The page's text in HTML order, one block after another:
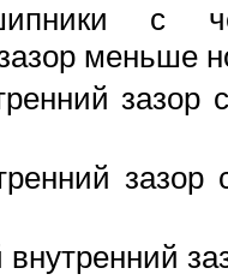
с
меньше
зазор
зазор